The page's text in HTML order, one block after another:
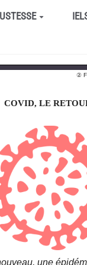
②
COVID, LE
une